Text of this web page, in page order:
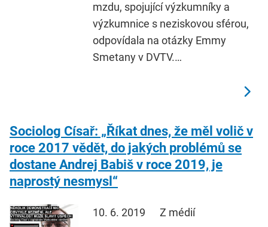
mzdu, spojující výzkumníky a
výzkumnice s neziskovou sférou,
odpovídala na otázky Emmy
Smetany v DVTV.…
Sociolog Císař: „Říkat dnes, že měl volič v
roce 2017 vědět, do jakých problémů se
dostane Andrej Babiš v roce 2019, je
naprostý nesmysl“
10. 6. 2019
Z médií